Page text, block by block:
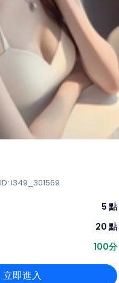
ID: i349_301569
5 點
20 點
100分
立即進入